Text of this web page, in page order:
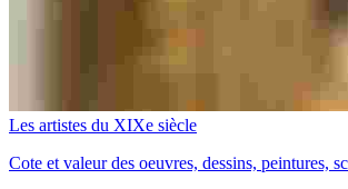
Les artistes du XIXe siècle
Cote et valeur des oeuvres, dessins, peintures,